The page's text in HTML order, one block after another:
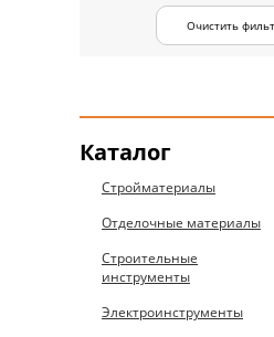
Очистить
Каталог
Стройматериалы
Отделочные материалы
Строительные
инструменты
Электроинструменты